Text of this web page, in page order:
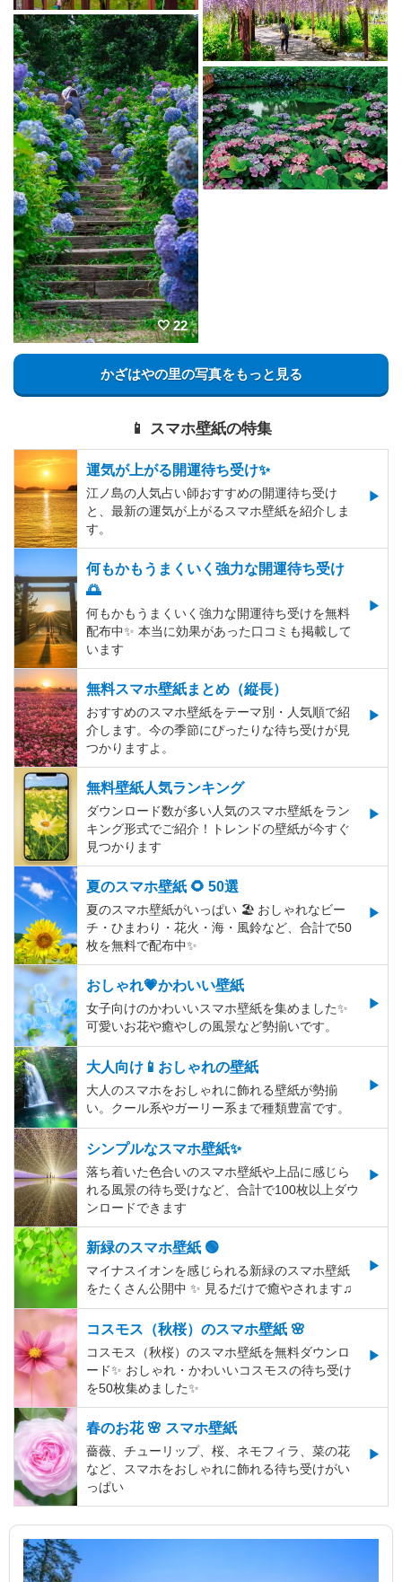
22
かざはやの里の写真をもっと見る
📱 スマホ壁紙の特集
運気が上がる開運待ち受け✨
江ノ島の人気占い師おすすめの開運待ち受け
と、最新の運気が上がるスマホ壁紙を紹介しま
す。
何もかもうまくいく強力な開運待ち受け
🌅
何もかもうまくいく強力な開運待ち受けを無料
配布中✨️ 本当に効果があった口コミも掲載して
います
無料スマホ壁紙まとめ（縦長）
おすすめのスマホ壁紙をテーマ別・人気順で紹
介します。今の季節にぴったりな待ち受けが見
つかりますよ。
無料壁紙人気ランキング
ダウンロード数が多い人気のスマホ壁紙をラン
キング形式でご紹介！トレンドの壁紙が今すぐ
見つかります
夏のスマホ壁紙 🌻 50選
夏のスマホ壁紙がいっぱい 🏖 おしゃれなビー
チ・ひまわり・花火・海・風鈴など、合計で50
枚を無料で配布中✨
おしゃれ💗かわいい壁紙
女子向けのかわいいスマホ壁紙を集めました✨
可愛いお花や癒やしの風景など勢揃いです。
大人向け📱おしゃれの壁紙
大人のスマホをおしゃれに飾れる壁紙が勢揃
い。クール系やガーリー系まで種類豊富です。
シンプルなスマホ壁紙✨
落ち着いた色合いのスマホ壁紙や上品に感じら
れる風景の待ち受けなど、合計で100枚以上ダウ
ンロードできます
新緑のスマホ壁紙 🟢
マイナスイオンを感じられる新緑のスマホ壁紙
をたくさん公開中 ✨ 見るだけで癒やされます♫
コスモス（秋桜）のスマホ壁紙 🌸
コスモス（秋桜）のスマホ壁紙を無料ダウンロ
ード✨️ おしゃれ・かわいいコスモスの待ち受け
を50枚集めました✨️
春のお花 🌸 スマホ壁紙
薔薇、チューリップ、桜、ネモフィラ、菜の花
など、スマホをおしゃれに飾れる待ち受けがい
っぱい